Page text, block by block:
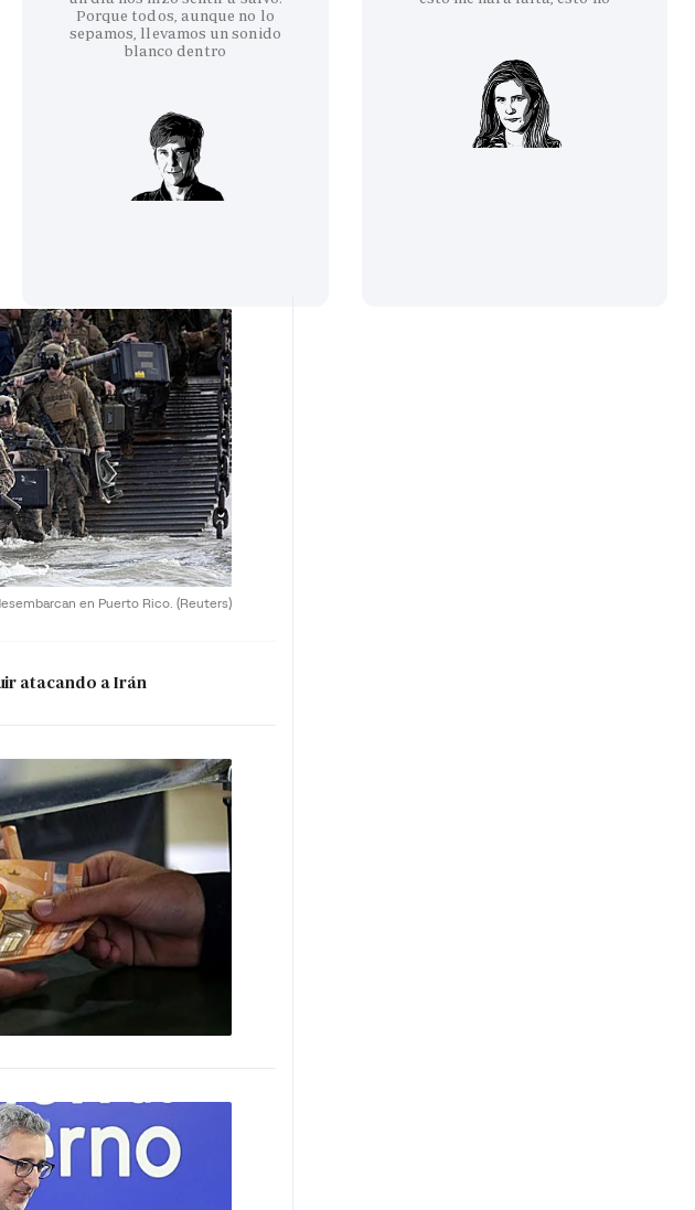
Porque todos, aunque no lo
sepamos, llevamos un sonido
blanco dentro
en Puerto Rico. (Reuters)
atacando a Irán